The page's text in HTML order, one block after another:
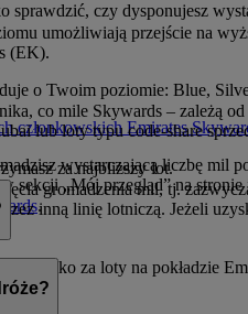
sprawdzić, czy dysponujesz
umożliwiają przejście na
(EK).
o Twoim poziomie: Blue,
członkowskich Emirates
wystarczającą liczbę mil
sekcji „Mój przegląd” na
co mile Skywards – zależą
lub loty typu code-share
za najbliższy lot.
.
gromadzenia mil, tj.
inną linię lotniczą. Jeżeli
tylko za loty na pokładzie